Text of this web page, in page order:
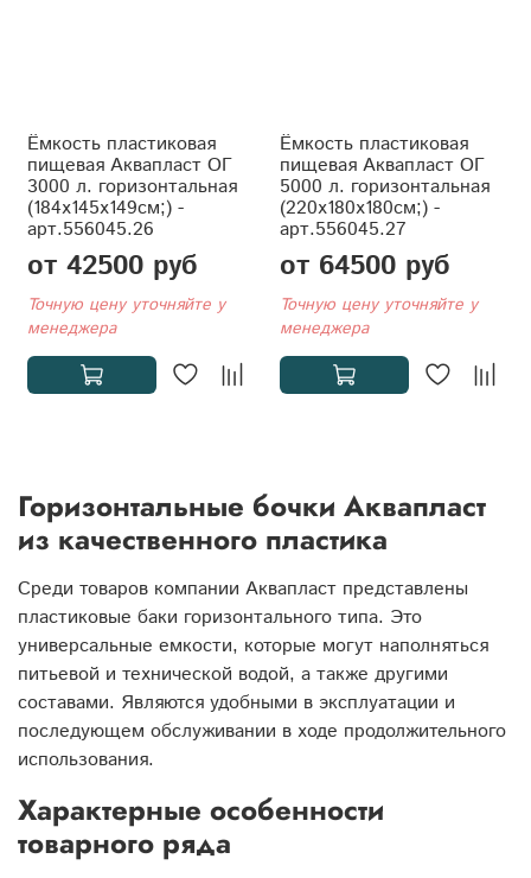
Ёмкость пластиковая
пищевая Аквапласт ОГ
3000 л. горизонтальная
(184x145x149см;) -
арт.556045.26
от 42500 руб
Точную цену уточняйте у
менеджера
Ёмкость пластиковая
пищевая Аквапласт ОГ
5000 л. горизонтальная
(220x180x180см;) -
арт.556045.27
от 64500 руб
Точную цену уточняйте у
менеджера
Горизонтальные бочки Аквапласт
из качественного пластика
Среди товаров компании Аквапласт представлены
пластиковые баки горизонтального типа. Это
универсальные емкости, которые могут наполняться
питьевой и технической водой, а также другими
составами. Являются удобными в эксплуатации и
последующем обслуживании в ходе продолжительного
использования.
Характерные особенности
товарного ряда